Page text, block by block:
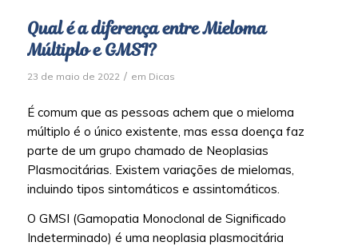
Qual é a diferença entre Mieloma
Múltiplo e GMSI?
23 de maio de 2022 / em Dicas
É comum que as pessoas achem que o mieloma
múltiplo é o único existente, mas essa doença faz
parte de um grupo chamado de Neoplasias
Plasmocitárias. Existem variações de mielomas,
incluindo tipos sintomáticos e assintomáticos.
O GMSI (Gamopatia Monoclonal de Significado
Indeterminado) é uma neoplasia plasmocitária